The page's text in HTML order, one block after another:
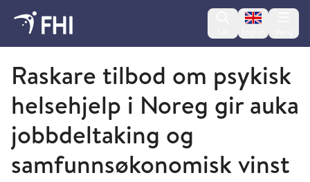
Change
2026 - nyheter fra FHI
Raskare tilbod om psykisk
helsehjelp i Noreg gir auka
jobbdelta­king og
samfunnsøkonomisk vinst